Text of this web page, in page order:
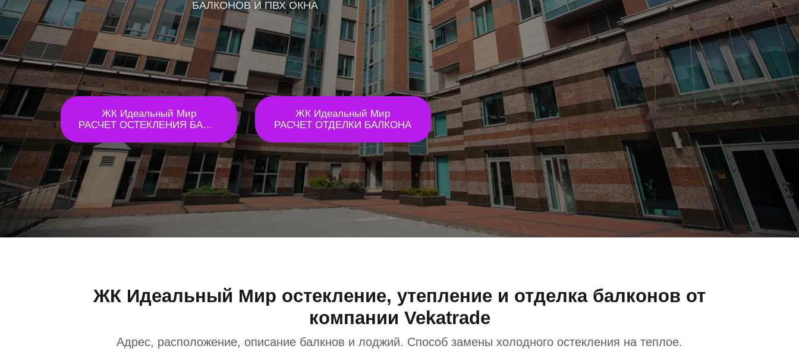
БАЛКОНОВ И ПВХ ОКНА
ЖК Идеальный Мир
РАСЧЕТ ОСТЕКЛЕНИЯ БАЛКОНА
ЖК Идеальный Мир
РАСЧЕТ ОТДЕЛКИ БАЛКОНА
ЖК Идеальный Мир остекление, утепление и отделка балконов от
компании Vekatrade
Адрес, расположение, описание балкнов и лоджий. Способ замены холодного остекления на теплое.